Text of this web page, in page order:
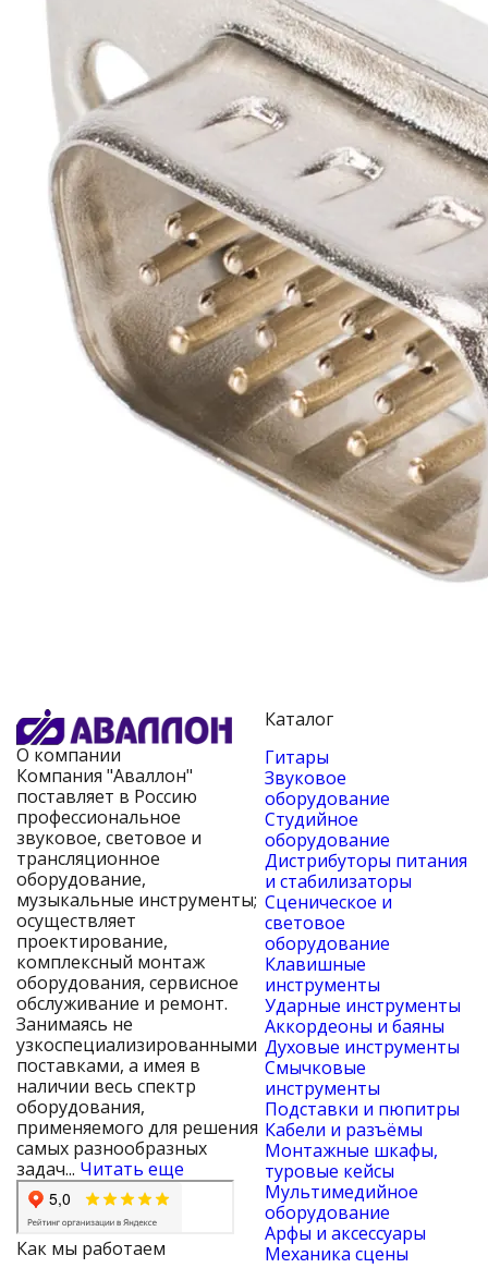
О компании
Компания "Аваллон"
поставляет в Россию
профессиональное
звуковое, световое и
трансляционное
оборудование,
музыкальные инструменты;
осуществляет
проектирование,
комплексный монтаж
оборудования, сервисное
обслуживание и ремонт.
Занимаясь не
узкоспециализированными
поставками, а имея в
наличии весь спектр
оборудования,
применяемого для решения
самых разнообразных
задач... Читать еще
Как мы работаем
Каталог
Гитары
Звуковое
оборудование
Студийное
оборудование
Дистрибуторы питания
и стабилизаторы
Сценическое и
световое
оборудование
Клавишные
инструменты
Ударные инструменты
Аккордеоны и баяны
Духовые инструменты
Смычковые
инструменты
Подставки и пюпитры
Кабели и разъёмы
Монтажные шкафы,
туровые кейсы
Мультимедийное
оборудование
Арфы и аксессуары
Механика сцены